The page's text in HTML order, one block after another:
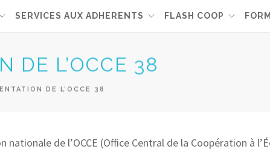
SERVICES AUX ADHERENTS FLASH COOP
DE L’OCCE 38
DE L’OCCE 38
de l’OCCE (Office Central de la Coopération à